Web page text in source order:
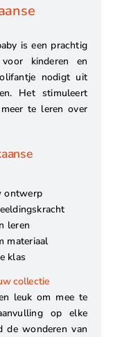
is een prachtig
kinderen en
nodigt uit
Het stimuleert
te leren over
ontwerp
leren
materiaal
klas
collectie
leuk om mee te
op elke
de wonderen van